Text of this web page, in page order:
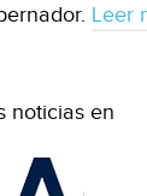
Leer
noticias en